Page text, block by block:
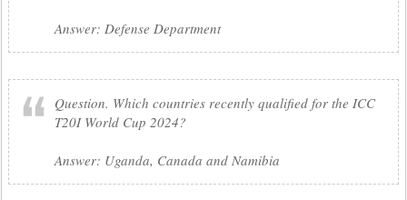
Answer: Defense Department
Question. Which countries recently qualified for the ICC
T20I World Cup 2024?
Answer: Uganda, Canada and Namibia